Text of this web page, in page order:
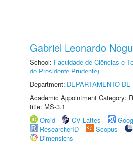
Gabriel Leonardo
School: Faculdade de Ciências e
de Presidente Prudente)
Department: DEPARTAMENTO
Academic Appointment Category:
title: MS-3.1
Orcid
CV Lattes
ResearcherID
Scopus
Dimensions